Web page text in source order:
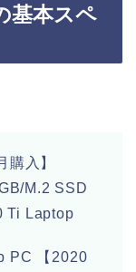
基本スペ
入】
M.2 SSD
Ti Laptop
PC 【2020